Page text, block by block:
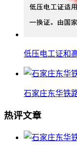
低压电工证和
石家庄东华铁
热评文章